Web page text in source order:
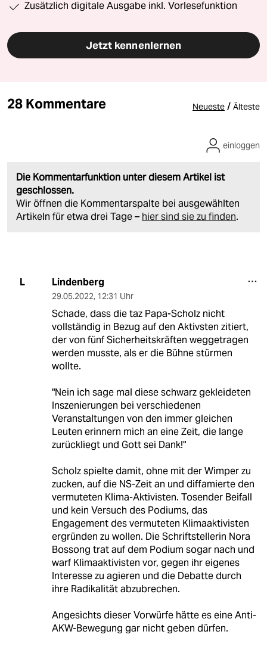
Zusätzlich digitale Ausgabe inkl. Vorlesefunktion
Jetzt kennenlernen
28 Kommentare Neueste / Älteste
Die Kommentarfunktion unter diesem Artikel ist
geschlossen.
Wir öffnen die Kommentarspalte bei ausgewählten
Artikeln für etwa drei Tage – hier sind sie zu finden.
einloggen
L Lindenberg
29.05.2022, 12:31 Uhr
Schade, dass die taz Papa-Scholz nicht
vollständig in Bezug auf den Aktivsten zitiert,
der von fünf Sicherheitskräften weggetragen
werden musste, als er die Bühne stürmen
wollte.
"Nein ich sage mal diese schwarz gekleideten
Inszenierungen bei verschiedenen
Veranstaltungen von den immer gleichen
Leuten erinnern mich an eine Zeit, die lange
zurückliegt und Gott sei Dank!"
Scholz spielte damit, ohne mit der Wimper zu
zucken, auf die NS-Zeit an und diffamierte den
vermuteten Klima-Aktivisten. Tosender Beifall
und kein Versuch des Podiums, das
Engagement des vermuteten Klimaaktivisten
ergründen zu wollen. Die Schriftstellerin Nora
Bossong trat auf dem Podium sogar nach und
warf Klimaaktivisten vor, gegen ihr eigenes
Interesse zu agieren und die Debatte durch
ihre Radikalität abzubrechen.
Angesichts dieser Vorwürfe hätte es eine Anti-
AKW-Bewegung gar nicht geben dürfen.